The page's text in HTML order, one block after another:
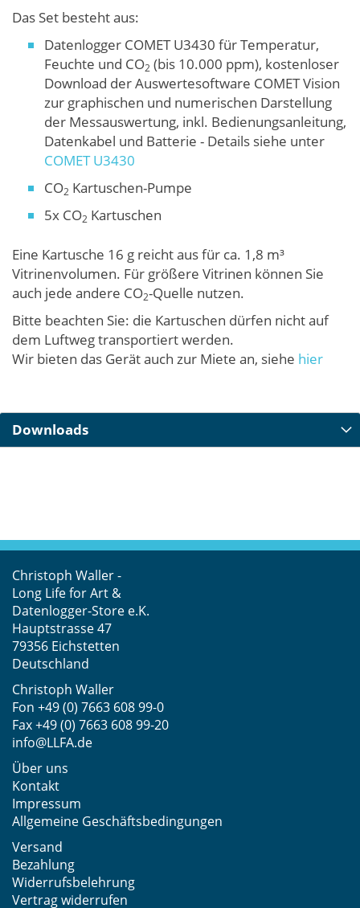
Das Set besteht aus:
Datenlogger COMET U3430 für Temperatur,
Feuchte und CO2 (bis 10.000 ppm), kostenloser
Download der Auswertesoftware COMET Vision
zur graphischen und numerischen Darstellung
der Messauswertung, inkl. Bedienungsanleitung,
Datenkabel und Batterie - Details siehe unter
COMET U3430
CO2 Kartuschen-Pumpe
5x CO2 Kartuschen
Eine Kartusche 16 g reicht aus für ca. 1,8 m³
Vitrinenvolumen. Für größere Vitrinen können Sie
auch jede andere CO2-Quelle nutzen.
Bitte beachten Sie: die Kartuschen dürfen nicht auf
dem Luftweg transportiert werden.
Wir bieten das Gerät auch zur Miete an, siehe hier
Downloads
Christoph Waller -
Long Life for Art &
Datenlogger-Store e.K.
Hauptstrasse 47
79356 Eichstetten
Deutschland
Christoph Waller
Fon +49 (0) 7663 608 99-0
Fax +49 (0) 7663 608 99-20
info@LLFA.de
Über uns
Kontakt
Impressum
Allgemeine Geschäftsbedingungen
Versand
Bezahlung
Widerrufsbelehrung
Vertrag widerrufen